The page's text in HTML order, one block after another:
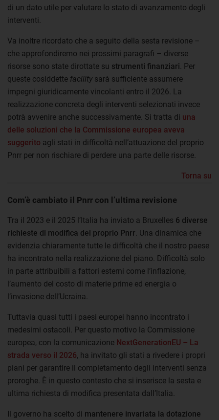
di un dato utile per valutare lo stato di avanzamento degli
interventi.
Va inoltre ricordato che a seguito della sesta revisione –
che approfondiremo nei prossimi paragrafi – diverse
risorse sono state dirottate su strumenti finanziari . Per
queste cosiddette facility sarà sufficiente assumere
impegni giuridicamente vincolanti entro il 2026. La
realizzazione concreta degli interventi selezionati invece
potrà avvenire anche successivamente. Si tratta di una
delle soluzioni che la Commissione europea aveva
suggerito agli stati in difficoltà nell’attuazione del proprio
Pnrr per non rischiare di perdere una parte delle risorse.
Torna su
Com’è cambiato il Pnrr con l’ultima revisione
Tra il 2023 e il 2025 l’Italia ha inviato a Bruxelles 6 diverse
richieste di modifica del proprio Pnrr . Una dinamica che
evidenzia chiaramente tutte le difficoltà che il nostro paese
ha incontrato nella realizzazione del piano. Difficoltà solo
in parte attribuibili a fattori esterni come l’inflazione,
l’aumento del costo di materie prime ed energia o
l’invasione dell’Ucraina.
Tuttavia quasi tutti i paesi europei hanno incontrato i
medesimi ostacoli. Per questo motivo la Commissione
europea, con la comunicazione NextGenerationEU – La
strada verso il 2026, ha invitato gli stati a rivedere i propri
piani per garantire il completamento degli interventi senza
proroghe. È in questo contesto che si inserisce la sesta e
ultima richiesta di modifica presentata dall’Italia.
Il governo ha scelto di mantenere invariata la dotazione